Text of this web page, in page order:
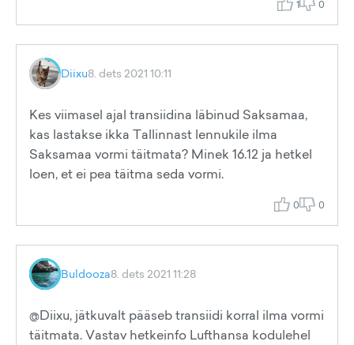
1 0
Diixu8. dets 2021 10:11
Kes viimasel ajal transiidina läbinud Saksamaa,
kas lastakse ikka Tallinnast lennukile ilma
Saksamaa vormi täitmata? Minek 16.12 ja hetkel
loen, et ei pea täitma seda vormi.
0 0
Buldooza8. dets 2021 11:28
@Diixu, jätkuvalt pääseb transiidi korral ilma vormi
täitmata. Vastav hetkeinfo Lufthansa kodulehel